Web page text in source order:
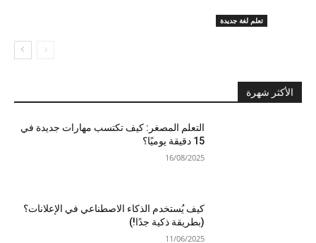
تعلم لغة جديدة
الأكثر شهرة
التعلم المصغر: كيف تكتسب مهارات جديدة في
15 دقيقة يوميًا؟
16/08/2025
كيف يُستخدم الذكاء الاصطناعي في الإعلانات؟
(بطريقة ذكية جدًا!)
11/06/2025